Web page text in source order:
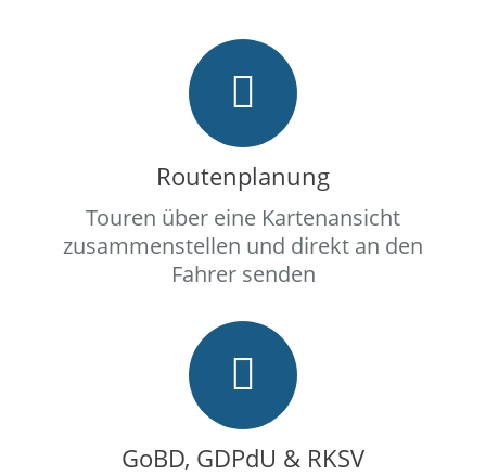
Routenplanung
Touren über eine Kartenansicht
zusammenstellen und direkt an den
Fahrer senden
GoBD, GDPdU & RKSV